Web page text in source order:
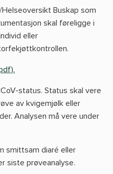
Buskap som
skal føreligge i
eller
status. Status skal vere
av kvigemjølk eller
Analysen må vere under
smittsam diaré eller
siste prøveanalyse.